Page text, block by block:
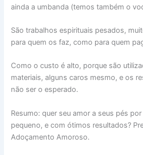
ainda a umbanda (temos também o
São trabalhos espirituais pesados,
para quem os faz, como para quem
Como o custo é alto, porque são
materiais, alguns caros mesmo, e os
não ser o esperado.
Resumo: quer seu amor a seus pés
pequeno, e com ótimos resultados?
Adoçamento Amoroso.